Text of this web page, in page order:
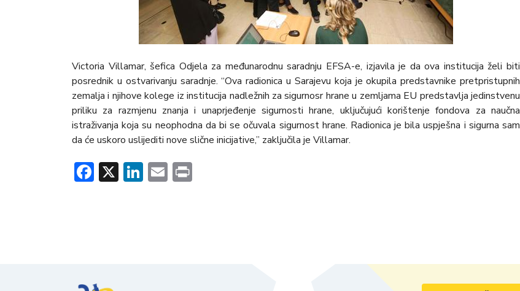
Victoria Villamar, šefica Odjela za međunarodnu saradnju EFSA-e, izjavila je da ova institucija želi biti
posrednik u ostvarivanju saradnje. “Ova radionica u Sarajevu koja je okupila predstavnike pretpristupnih
zemalja i njihove kolege iz institucija nadležnih za sigurnosr hrane u zemljama EU predstavlja jedinstvenu
priliku za razmjenu znanja i unaprjeđenje sigurnosti hrane, uključujući korištenje fondova za naučna
istraživanja koja su neophodna da bi se očuvala sigurnost hrane. Radionica je bila uspješna i sigurna sam
da će uskoro uslijediti nove slične inicijative,” zaključila je Villamar.
Facebook
X LinkedIn
Email